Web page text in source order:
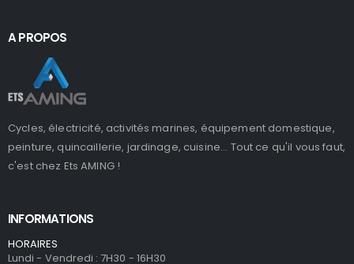
A PROPOS
Cycles, électricité, activités marines, équipement domestique,
peinture, quincaillerie, jardinage, cuisine... Tout ce qu'il vous faut,
c'est chez Ets AMING !
INFORMATIONS
HORAIRES
Lundi - Vendredi : 7H30 - 16H30